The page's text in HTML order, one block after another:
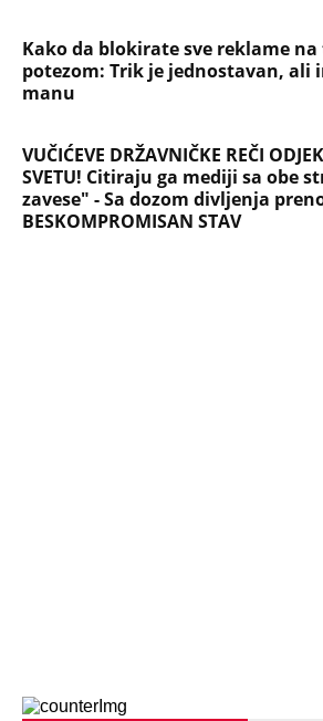
Kako da blokirate sve reklame
potezom: Trik je jednostavan, ali
manu
VUČIĆEVE DRŽAVNIČKE REČI
SVETU! Citiraju ga mediji sa obe
zavese" - Sa dozom divljenja
BESKOMPROMISAN STAV